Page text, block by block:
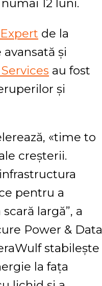
12 luni.
de la
și
au fost
și
«time to
creșterii.
pentru a
largă”, a
Power & Data
stabilește
la fața